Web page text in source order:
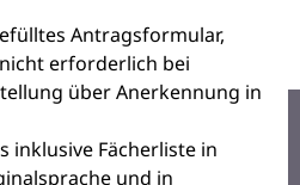
Antragsformular,
erforderlich bei
über Anerkennung in
inklusive Fächerliste in
und in